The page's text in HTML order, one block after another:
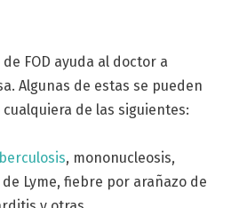
FOD ayuda al doctor a
Algunas de estas se pueden
de las siguientes:
, mononucleosis,
Lyme, fiebre por arañazo de